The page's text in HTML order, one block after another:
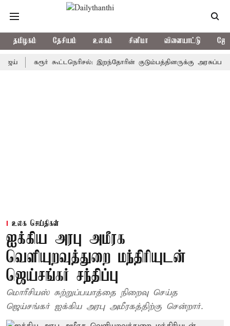
தமிழகம் தேசியம் உலகம் சினிமா விளையாட்டு
கரூர் கூட்டநெரிசல்: இறந்தோரின் குடும்பத்தினருக்கு அரசுப்பணி
உலக செய்திகள்
ஐக்கிய அரபு அமீரக
வெளியுறவுத்துறை மந்திரியுடன்
ஜெய்சங்கர் சந்திப்பு
மொரீசியஸ் சுற்றுப்பயாத்தை நிறைவு செய்த
ஜெய்சங்கர் ஐக்கிய அரபு அமீரகத்திற்கு சென்றார்.